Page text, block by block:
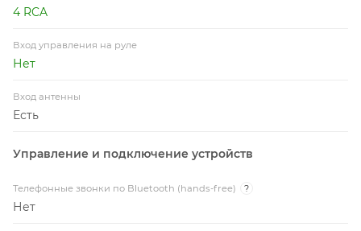
4 RCA
Вход управления на руле
Нет
Вход антенны
Есть
Управление и подключение устройств
Телефонные звонки по Bluetooth (hands-free) ?
Нет